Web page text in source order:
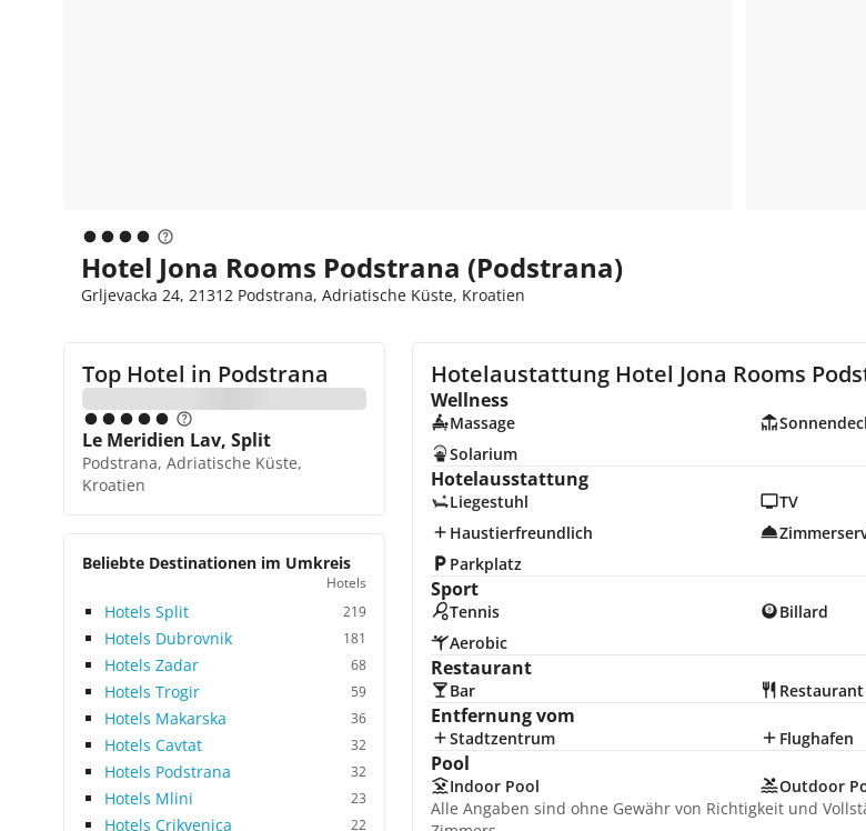
Hotel Jona Rooms Podstrana (Podstrana)
Grljevacka 24, 21312 Podstrana, Adriatische Küste, Kroatien
Top Hotel in Podstrana
Le Meridien Lav, Split
Podstrana, Adriatische Küste,
Kroatien
Beliebte Destinationen im Umkreis
Hotels
Hotels Split 219
Hotels Dubrovnik 181
Hotels Zadar 68
Hotels Trogir 59
Hotels Makarska 36
Hotels Cavtat 32
Hotels Podstrana 32
Hotels Mlini 23
Hotels Crikvenica 22
Hotelaustattung Hotel Jona Rooms
Wellness
Massage
Solarium
Hotelausstattung
Liegestuhl TV
Haustierfreundlich
Parkplatz
Sport
Tennis Billard
Aerobic
Restaurant
Bar Restaurant
Entfernung vom
Stadtzentrum Flughafen
Pool
Indoor Pool
Outdoor
Alle Angaben sind ohne Gewähr von Richtigkeit und